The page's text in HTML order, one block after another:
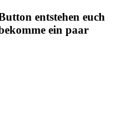
entstehen euch
ein paar